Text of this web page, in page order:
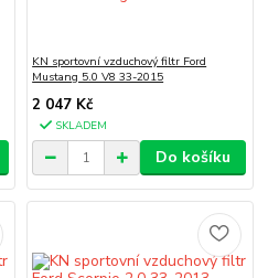
KN sportovní vzduchový filtr Ford
Mustang 5.0 V8 33-2015
2 047 Kč
SKLADEM
Do košíku